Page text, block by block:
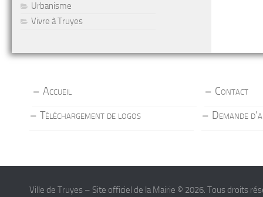
Urbanisme
Vivre à Truyes
Accueil
Contact
Téléchargement de logos
Demande
Ville de Truyes – Site officiel de la Mairie © 2026. Tous droits